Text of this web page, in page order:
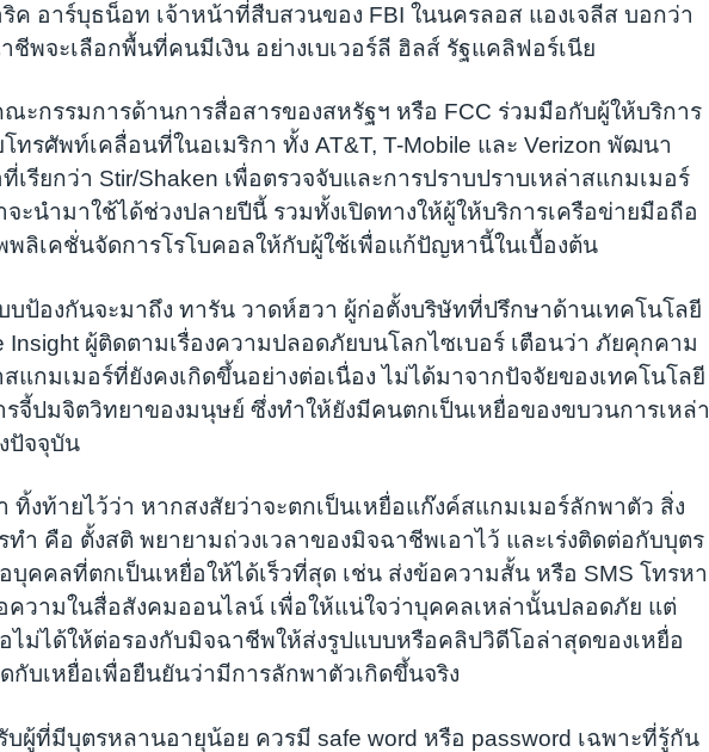
ริค อาร์บุธน็อท เจ้าหน้าที่สืบสวนของ FBI ในนครลอส แองเจลีส บอกว่า
ชีพจะเลือกพื้นที่คนมีเงิน อย่างเบเวอร์ลี ฮิลส์ รัฐแคลิฟอร์เนีย
ะกรรมการด้านการสื่อสารของสหรัฐฯ หรือ FCC ร่วมมือกับผู้ให้บริการ
โทรศัพท์เคลื่อนที่ในอเมริกา ทั้ง AT&T, T-Mobile และ Verizon พัฒนา
เรียกว่า Stir/Shaken เพื่อตรวจจับและการปราบปราบเหล่าสแกมเมอร์
จะนำมาใช้ได้ช่วงปลายปีนี้ รวมทั้งเปิดทางให้ผู้ให้บริการเครือข่ายมือถือ
พลิเคชั่นจัดการโรโบคอลให้กับผู้ใช้เพื่อแก้ปัญหานี้ในเบื้องต้น
บป้องกันจะมาถึง ทารัน วาดห์ฮวา ผู้ก่อตั้งบริษัทที่ปรึกษาด้านเทคโนโลยี
Insight ผู้ติดตามเรื่องความปลอดภัยบนโลกไซเบอร์ เตือนว่า ภัยคุกคาม
สแกมเมอร์ที่ยังคงเกิดขึ้นอย่างต่อเนื่อง ไม่ได้มาจากปัจจัยของเทคโนโลยี
รจี้ปมจิตวิทยาของมนุษย์ ซึ่งทำให้ยังมีคนตกเป็นเหยื่อของขบวนการเหล่า
ปัจจุบัน
ทิ้งท้ายไว้ว่า หากสงสัยว่าจะตกเป็นเหยื่อแก๊งค์สแกมเมอร์ลักพาตัว สิ่ง
ทำ คือ ตั้งสติ พยายามถ่วงเวลาของมิจฉาชีพเอาไว้ และเร่งติดต่อกับบุตร
บุคคลที่ตกเป็นเหยื่อให้ได้เร็วที่สุด เช่น ส่งข้อความสั้น หรือ SMS โทรหา
ความในสื่อสังคมออนไลน์ เพื่อให้แน่ใจว่าบุคคลเหล่านั้นปลอดภัย แต่
ไม่ได้ให้ต่อรองกับมิจฉาชีพให้ส่งรูปแบบหรือคลิปวิดีโอล่าสุดของเหยื่อ
กับเหยื่อเพื่อยืนยันว่ามีการลักพาตัวเกิดขึ้นจริง
บผู้ที่มีบุตรหลานอายุน้อย ควรมี safe word หรือ password เฉพาะที่รู้กัน